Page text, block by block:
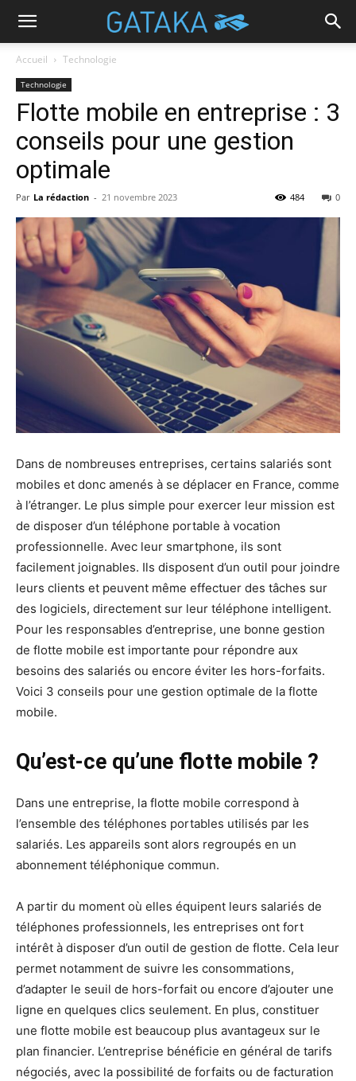
Accueil Technologie
Technologie
Flotte mobile en entreprise : 3
conseils pour une gestion
optimale
Par La rédaction - 21 novembre 2023 0
484
Dans de nombreuses entreprises, certains salariés sont
mobiles et donc amenés à se déplacer en France, comme
à l’étranger. Le plus simple pour exercer leur mission est
de disposer d’un téléphone portable à vocation
professionnelle. Avec leur smartphone, ils sont
facilement joignables. Ils disposent d’un outil pour joindre
leurs clients et peuvent même effectuer des tâches sur
des logiciels, directement sur leur téléphone intelligent.
Pour les responsables d’entreprise, une bonne gestion
de flotte mobile est importante pour répondre aux
besoins des salariés ou encore éviter les hors-forfaits.
Voici 3 conseils pour une gestion optimale de la flotte
mobile.
Qu’est-ce qu’une flotte mobile ?
Dans une entreprise, la flotte mobile correspond à
l’ensemble des téléphones portables utilisés par les
salariés. Les appareils sont alors regroupés en un
abonnement téléphonique commun.
A partir du moment où elles équipent leurs salariés de
téléphones professionnels, les entreprises ont fort
intérêt à disposer d’un outil de gestion de flotte. Cela leur
permet notamment de suivre les consommations,
d’adapter le seuil de hors-forfait ou encore d’ajouter une
ligne en quelques clics seulement. En plus, constituer
une flotte mobile est beaucoup plus avantageux sur le
plan financier. L’entreprise bénéficie en général de tarifs
négociés, avec la possibilité de forfaits ou de facturation